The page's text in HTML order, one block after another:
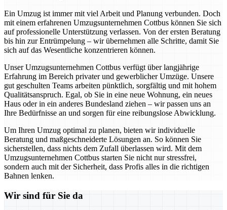
Ein Umzug ist immer mit viel Arbeit und Planung verbunden. Doch
mit einem erfahrenen Umzugsunternehmen Cottbus können Sie sich
auf professionelle Unterstützung verlassen. Von der ersten Beratung
bis hin zur Entrümpelung – wir übernehmen alle Schritte, damit Sie
sich auf das Wesentliche konzentrieren können.
Unser Umzugsunternehmen Cottbus verfügt über langjährige
Erfahrung im Bereich privater und gewerblicher Umzüge. Unsere
gut geschulten Teams arbeiten pünktlich, sorgfältig und mit hohem
Qualitätsanspruch. Egal, ob Sie in eine neue Wohnung, ein neues
Haus oder in ein anderes Bundesland ziehen – wir passen uns an
Ihre Bedürfnisse an und sorgen für eine reibungslose Abwicklung.
Um Ihren Umzug optimal zu planen, bieten wir individuelle
Beratung und maßgeschneiderte Lösungen an. So können Sie
sicherstellen, dass nichts dem Zufall überlassen wird. Mit dem
Umzugsunternehmen Cottbus starten Sie nicht nur stressfrei,
sondern auch mit der Sicherheit, dass Profis alles in die richtigen
Bahnen lenken.
Wir sind für Sie da